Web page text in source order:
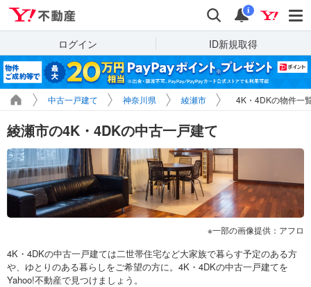
検索 通知
i
ログイン ID新規取得
中古一戸建て 神奈川県 綾瀬市 4K・4DKの物件一
綾瀬市の4K・4DKの中古一戸建て
一部の画像提供：アフロ
4K・4DKの中古一戸建ては二世帯住宅など大家族で暮らす予定のある方
や、ゆとりのある暮らしをご希望の方に。4K・4DKの中古一戸建てを
Yahoo!不動産で見つけましょう。